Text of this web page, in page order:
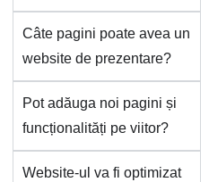
Câte pagini poate avea un
website de prezentare?
Pot adăuga noi pagini și
funcționalități pe viitor?
Website-ul va fi optimizat